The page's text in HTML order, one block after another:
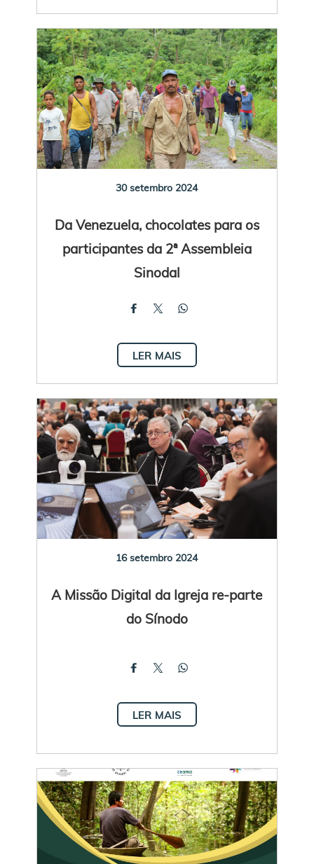
30 setembro 2024
Da Venezuela, chocolates para os
participantes da 2ª Assembleia
Sinodal
LER MAIS
16 setembro 2024
A Missão Digital da Igreja re-parte
do Sínodo
LER MAIS